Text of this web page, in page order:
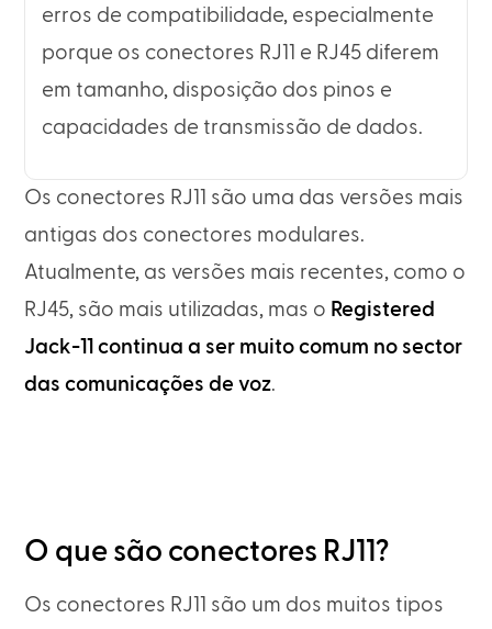
erros de compatibilidade, especialmente
porque os conectores RJ11 e RJ45 diferem
em tamanho, disposição dos pinos e
capacidades de transmissão de dados.
Os conectores RJ11 são uma das versões mais
antigas dos conectores modulares.
Atualmente, as versões mais recentes, como o
RJ45, são mais utilizadas, mas o Registered
Jack-11 continua a ser muito comum no sector
das comunicações de voz.
O que são conectores RJ11?
Os conectores RJ11 são um dos muitos tipos